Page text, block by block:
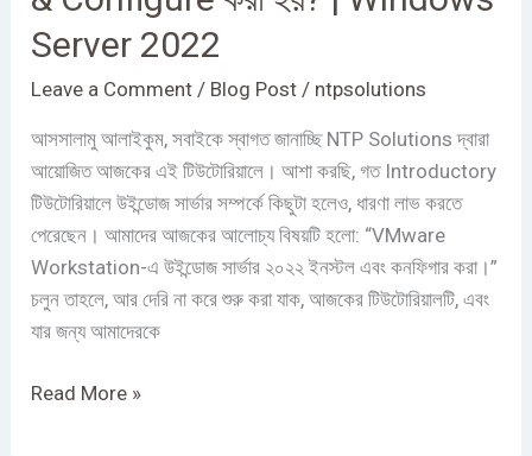
Server 2022
Leave a Comment / Blog Post / ntpsolutions
আসসালামু আলাইকুম, সবাইকে স্বাগত জানাচ্ছি NTP Solutions দ্বারা
আয়োজিত আজকের এই টিউটোরিয়ালে। আশা করছি, গত Introductory
টিউটোরিয়ালে উইন্ডোজ সার্ভার সম্পর্কে কিছুটা হলেও, ধারণা লাভ করতে
পেরেছেন। আমাদের আজকের আলোচ্য বিষয়টি হলো: “VMware
Workstation-এ উইন্ডোজ সার্ভার ২০২২ ইনস্টল এবং কনফিগার করা।”
চলুন তাহলে, আর দেরি না করে শুরু করা যাক, আজকের টিউটোরিয়ালটি, এবং
যার জন্য আমাদেরকে
2022
Install
&
Windows
2022
Read More »